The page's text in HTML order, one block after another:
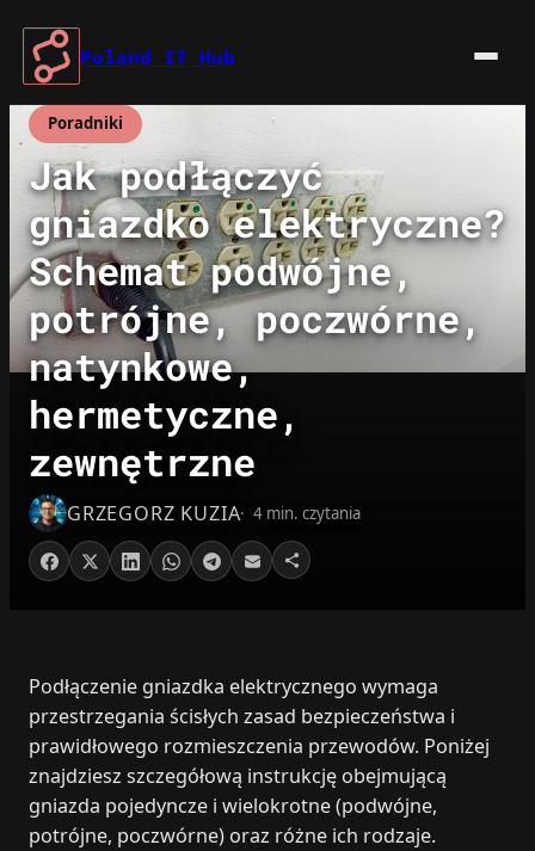
Przejdź
treści
Poland IT Hub
Poradniki
Jak podłączyć
gniazdko elektryczne?
Schemat podwójne,
potrójne, poczwórne,
natynkowe,
hermetyczne,
zewnętrzne
GRZEGORZ KUZIA 4 min. czytania
Podłączenie gniazdka elektrycznego wymaga
przestrzegania ścisłych zasad bezpieczeństwa i
prawidłowego rozmieszczenia przewodów. Poniżej
znajdziesz szczegółową instrukcję obejmującą
gniazda pojedyncze i wielokrotne (podwójne,
potrójne, poczwórne) oraz różne ich rodzaje.